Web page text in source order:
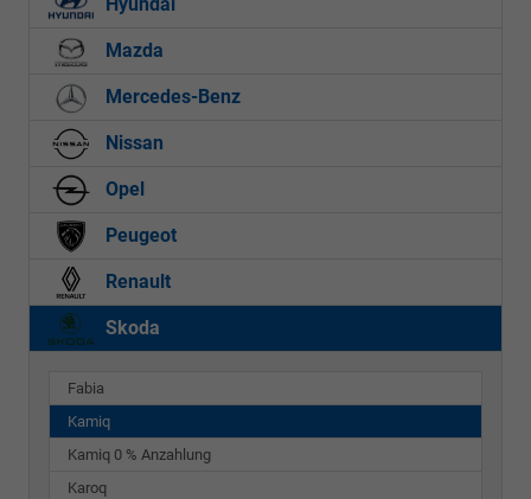
Mazda
Mercedes-Benz
Nissan
Opel
Peugeot
Renault
Skoda
Fabia
Kamiq
Kamiq 0 % Anzahlung
Karoq